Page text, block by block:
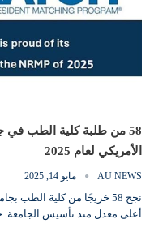
الأمريكي لعام 2025
AU NEWS مايو 14, 2025
نجح 58 خريجًا من كلية الطب
أعلى معدل منذ تأسيس